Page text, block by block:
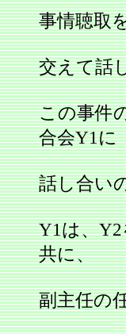
事情聴取
交えて話
この事件
合会Y1に
話し合い
Y1は、
共に、
副主任の